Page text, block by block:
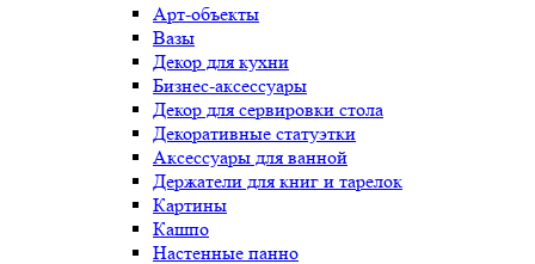
Арт-объекты
Вазы
Декор для кухни
Бизнес-аксессуары
Декор для сервировки стола
Декоративные статуэтки
Аксессуары для ванной
Держатели для книг и тарелок
Картины
Кашпо
Настенные панно